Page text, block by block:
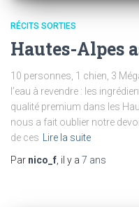
RÉCITS SORTIES
Hautes-Alpes
10 personnes, 1 chien, 3
l’eau à revendre : les
qualité premium dans les
nous a fait oublier notre
de ces Lire la suite
Par nico_f, il y a 7 ans